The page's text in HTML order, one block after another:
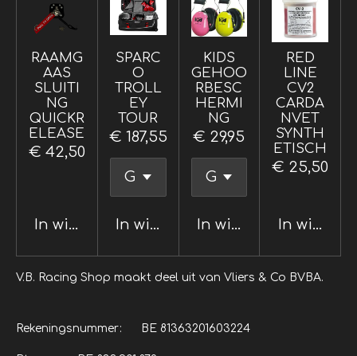
RAAMG
AAS
SLUITI
NG
QUICKR
ELEASE
€ 42,50
In winkelwagen
SPARC
O
TROLL
EY
TOUR
€ 187,55
In winkelwagen
KIDS
GEHOO
RBESC
HERMI
NG
€ 29,95
In winkelwagen
RED
LINE
CV2
CARDA
NVET
SYNTH
ETISCH
€ 25,50
In
V.B. Racing Shop maakt deel uit van Vliers & Co BVBA.
Rekeningsnummer: BE 81363201603224